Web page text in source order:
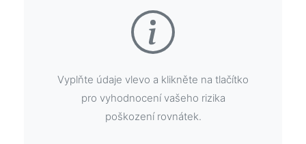
Vyplňte údaje vlevo a klikněte na tlačítko
pro vyhodnocení vašeho rizika
poškození rovnátek.